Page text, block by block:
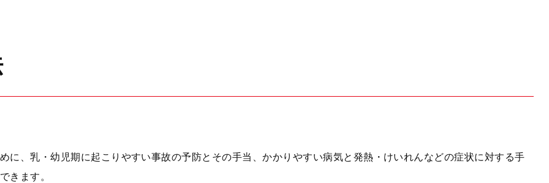
、乳・幼児期に起こりやすい事故の予防とその手当、かかりやすい病気と発熱・けいれんなどの症状に対する手
きます。